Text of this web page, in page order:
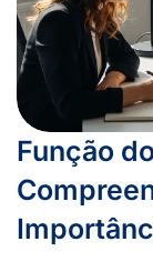
Função